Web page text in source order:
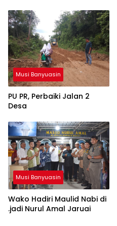
Musi Banyuasin
PU PR, Perbaiki Jalan 2
Desa
Musi Banyuasin
Wako Hadiri Maulid Nabi di
.jadi Nurul Amal Jaruai